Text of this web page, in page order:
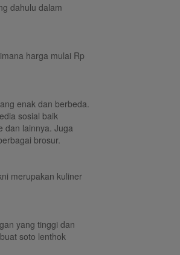
dahulu dalam
harga mulai Rp
enak dan berbeda.
sosial baik
dan lainnya. Juga
brosur.
merupakan kuliner
yang tinggi dan
soto lenthok